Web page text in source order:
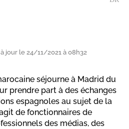
jour le 24/11/2021 à 08h32
séjourne à Madrid du
prendre part à des échanges
espagnoles au sujet de la
de fonctionnaires de
des médias, des